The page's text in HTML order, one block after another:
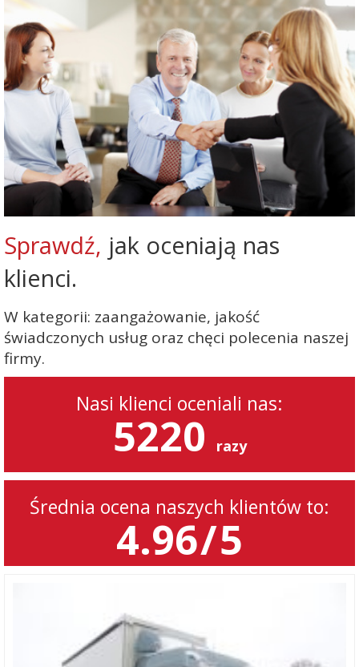
Sprawdź, jak oceniają nas
klienci.
W kategorii: zaangażowanie, jakość
świadczonych usług oraz chęci polecenia naszej
firmy.
Nasi klienci oceniali nas:
5220 razy
Średnia ocena naszych klientów to:
4.96/5